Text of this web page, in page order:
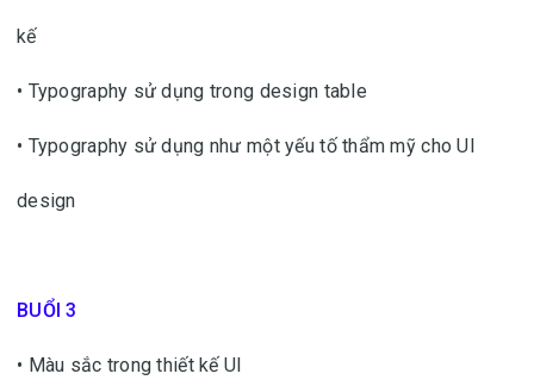
kế
• Typography sử dụng trong design table
• Typography sử dụng như một yếu tố thẩm mỹ cho UI
design
BUỔI 3
• Màu sắc trong thiết kế UI